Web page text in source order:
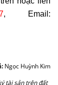
, Email:
Ngọc Huỳnh Kim
tài sản trên đất